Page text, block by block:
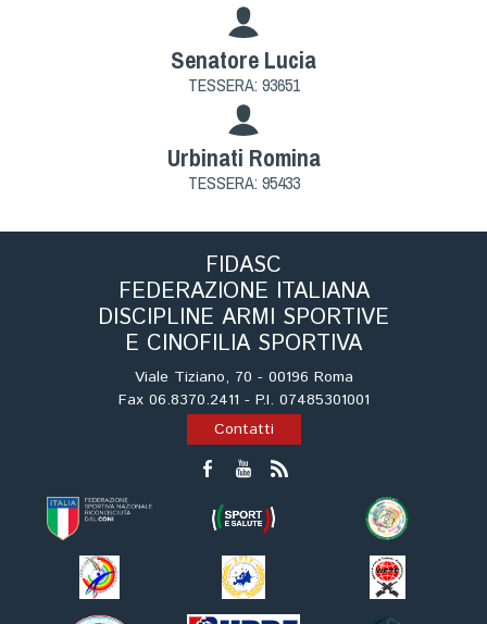
Senatore Lucia
TESSERA: 93651
Urbinati Romina
TESSERA: 95433
FIDASC
FEDERAZIONE ITALIANA
DISCIPLINE ARMI SPORTIVE
E CINOFILIA SPORTIVA
Viale Tiziano, 70 - 00196 Roma
Fax 06.8370.2411 - P.I. 07485301001
Contatti